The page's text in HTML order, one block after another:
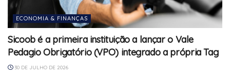
ECONOMIA & FINANÇAS
Sicoob é a primeira instituição a lançar o Vale
Pedagio Obrigatório (VPO) integrado a própria Tag
30 DE JULHO DE 2026